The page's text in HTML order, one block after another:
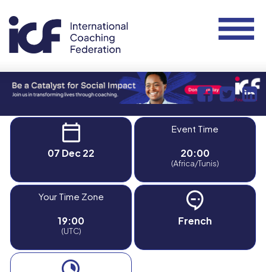
07 Dec 22
Event Time
20:00
(Africa/Tunis)
Your Time Zone
19:00
(UTC)
French